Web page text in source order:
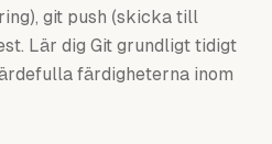
git push (skicka till
Lär dig Git grundligt tidigt
färdigheterna inom